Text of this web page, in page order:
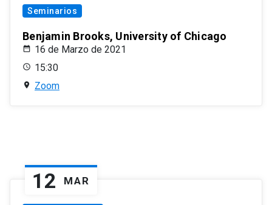
Seminarios
Benjamin Brooks, University of Chicago
16 de Marzo de 2021
15:30
Zoom
12 MAR